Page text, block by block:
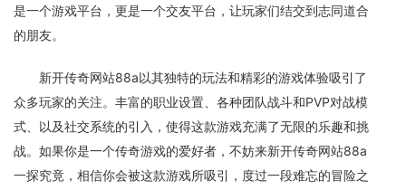
是一个游戏平台，更是一个交友平台，让玩家们结交到志同道合
的朋友。
新开传奇网站88a以其独特的玩法和精彩的游戏体验吸引了
众多玩家的关注。丰富的职业设置、各种团队战斗和PVP对战模
式、以及社交系统的引入，使得这款游戏充满了无限的乐趣和挑
战。如果你是一个传奇游戏的爱好者，不妨来新开传奇网站88a
一探究竟，相信你会被这款游戏所吸引，度过一段难忘的冒险之